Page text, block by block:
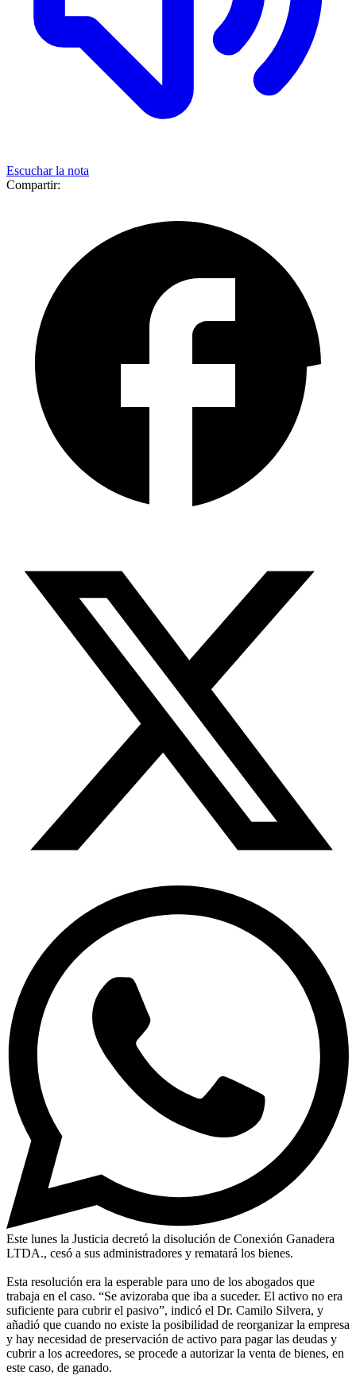
Escuchar la nota
Compartir:
Este lunes la Justicia decretó la disolución de Conexión Ganadera
LTDA., cesó a sus administradores y rematará los bienes.
Esta resolución era la esperable para uno de los abogados que
trabaja en el caso. “Se avizoraba que iba a suceder. El activo no era
suficiente para cubrir el pasivo”, indicó el Dr. Camilo Silvera, y
añadió que cuando no existe la posibilidad de reorganizar la empresa
y hay necesidad de preservación de activo para pagar las deudas y
cubrir a los acreedores, se procede a autorizar la venta de bienes, en
este caso, de ganado.